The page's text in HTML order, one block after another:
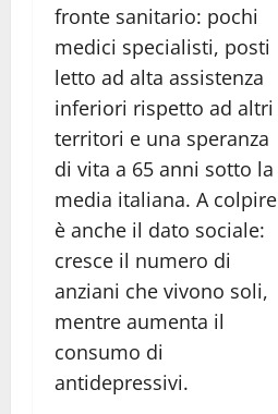
fronte sanitario: pochi
medici specialisti, posti
letto ad alta assistenza
inferiori rispetto ad altri
territori e una speranza
di vita a 65 anni sotto la
media italiana. A colpire
è anche il dato sociale:
cresce il numero di
anziani che vivono soli,
mentre aumenta il
consumo di
antidepressivi.